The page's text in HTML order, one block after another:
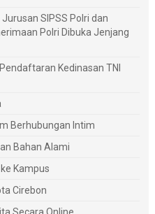
SIPSS Polri dan
Polri Dibuka Jenjang
Kedinasan TNI
Berhubungan Intim
Bahan Alami
Kampus
Cirebon
Secara Online